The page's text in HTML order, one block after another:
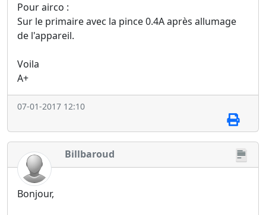
Pour airco :
Sur le primaire avec la pince 0.4A après allumage
de l'appareil.
Voila
A+
07-01-2017 12:10
Billbaroud
Bonjour,